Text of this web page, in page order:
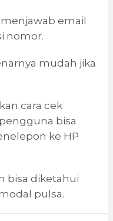
email
nomor.
mudah jika
cara cek
bisa
ke HP
bisa diketahui
pulsa.